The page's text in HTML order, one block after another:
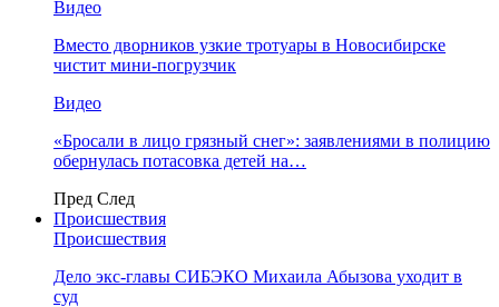
Видео
Вместо дворников узкие тротуары в Новосибирске
чистит мини-погрузчик
Видео
«Бросали в лицо грязный снег»: заявлениями в полицию
обернулась потасовка детей на…
Пред След
Происшествия
Происшествия
Дело экс-главы СИБЭКО Михаила Абызова уходит в
суд